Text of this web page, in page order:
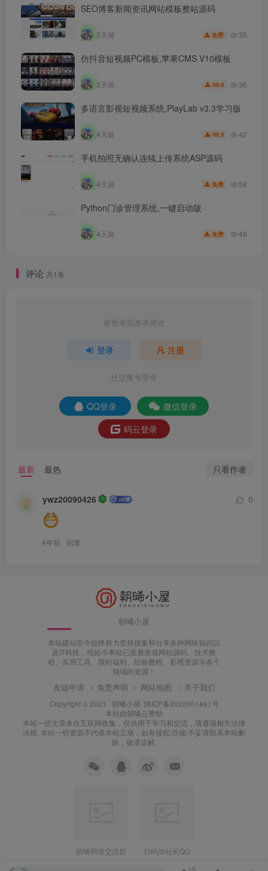
SEO博客新闻资讯网站模板整站源码
3天前 免费 35
仿抖音短视频PC模板,苹果CMS V10模板
3天前 R9.9 36
多语言影视短视频系统,PlayLab v3.3学习版
4天前 R9.9 42
手机拍照无确认连续上传系统ASP源码
4天前 免费 58
Python门诊管理系统,一键启动版
4天前 免费 48
评论 共1条
请登录后发表评论
登录 注册
社交账号登录
QQ登录
微信登录
码云登录
最新 最热 只看作者
ywz20090426 0
4年前 回复
朝晞小屋
本站建站至今始终努力坚持搜集和分享各种网络知识以
及IT科技，现如今本站已发展形成网站源码、技术教
程、实用工具、限时福利、经验教程、影视资源等各个
领域的资源！
友链申请 免责声明 网站地图 关于我们
Copyright © 2021 · 朝晞小屋 陕ICP备2022001461号
本站由朝晞云赞助
本站一些文章来自互联网收集，仅供用于学习和交流，请遵循相关法律
法规. 本站一切资源不代表本站立场，如有侵权/违规/不妥请联系本站删
除，敬请谅解.
朝晞网络交流群 扫码加站长QQ